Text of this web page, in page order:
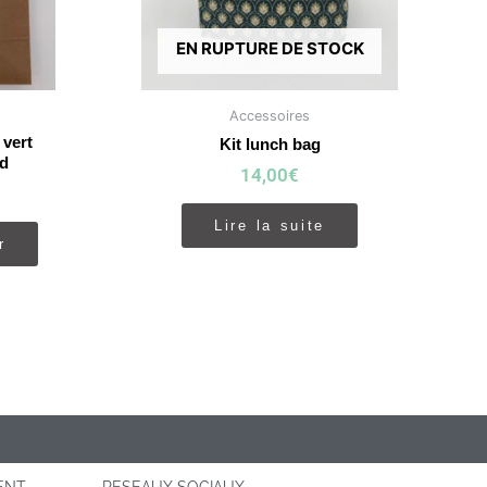
vert
EN RUPTURE DE STOCK
Accessoires
Kit lunch bag
14,00€
Lire la suite